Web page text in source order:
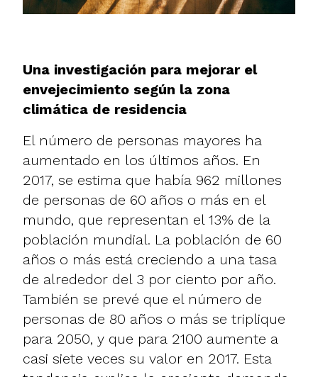
Una investigación para mejorar el
envejecimiento según la zona
climática de residencia
El número de personas mayores ha
aumentado en los últimos años. En
2017, se estima que había 962 millones
de personas de 60 años o más en el
mundo, que representan el 13% de la
población mundial. La población de 60
años o más está creciendo a una tasa
de alrededor del 3 por ciento por año.
También se prevé que el número de
personas de 80 años o más se triplique
para 2050, y que para 2100 aumente a
casi siete veces su valor en 2017. Esta